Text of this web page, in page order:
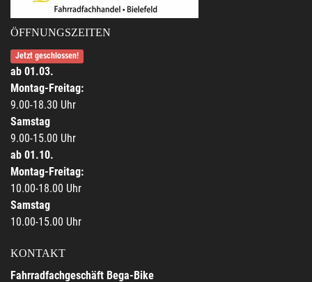
ÖFFNUNGSZEITEN
Jetzt geschlossen!
ab 01.03.
Montag-Freitag:
9.00-18.30 Uhr
Samstag
9.00-15.00 Uhr
ab 01.10.
Montag-Freitag:
10.00-18.00 Uhr
Samstag
10.00-15.00 Uhr
KONTAKT
Fahrradfachgeschäft Bega-Bike